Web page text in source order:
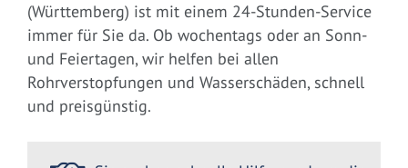
(Württemberg) ist mit einem 24-Stunden-Service
immer für Sie da. Ob wochentags oder an Sonn-
und Feiertagen, wir helfen bei allen
Rohrverstopfungen und Wasserschäden, schnell
und preisgünstig.